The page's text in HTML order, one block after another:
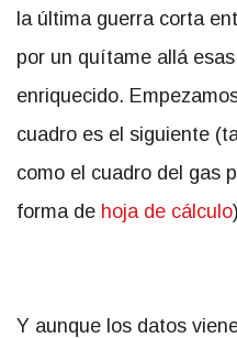
la última guerra corta
por un quítame allá
enriquecido.
cuadro es el siguiente
como el cuadro del gas
forma de hoja de cálculo
Y aunque los datos